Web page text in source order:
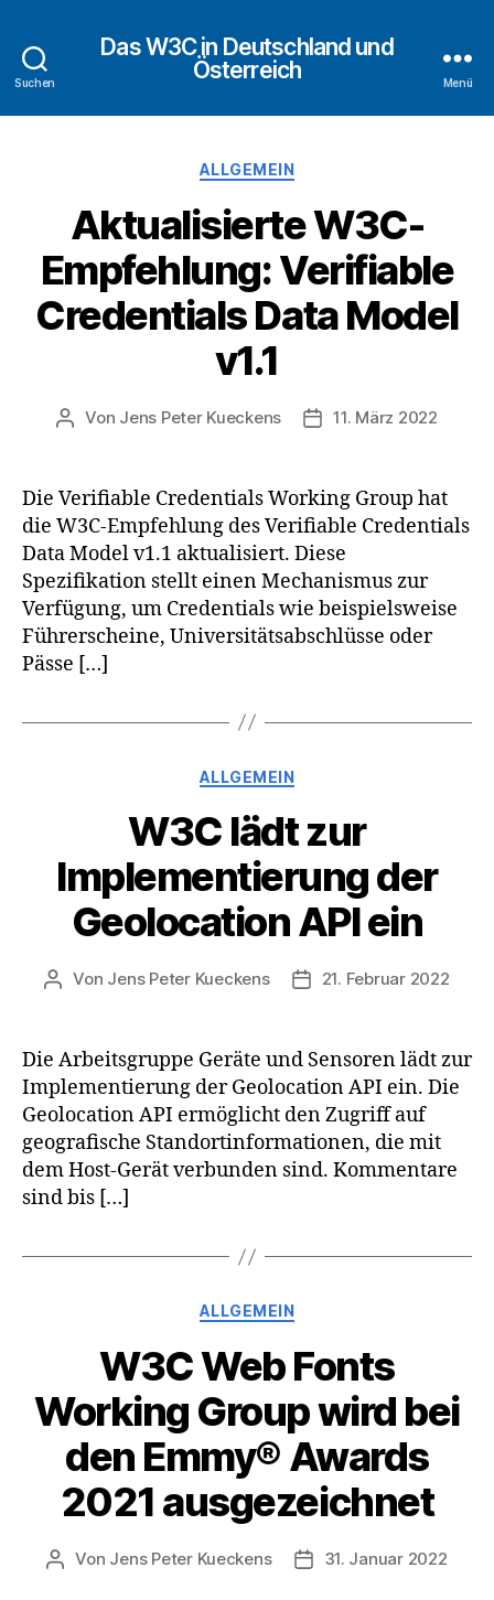
Suchen
Das W3C in Deutschland und
Österreich
Menü
Kategorien
ALLGEMEIN
Aktualisierte W3C-
Empfehlung: Verifiable
Credentials Data Model
v1.1
Beitragsautor
Von Jens Peter Kueckens 11. März 2022
Die Verifiable Credentials Working Group hat
die W3C-Empfehlung des Verifiable Credentials
Data Model v1.1 aktualisiert. Diese
Spezifikation stellt einen Mechanismus zur
Verfügung, um Credentials wie beispielsweise
Führerscheine, Universitätsabschlüsse oder
Pässe […]
Kategorien
ALLGEMEIN
W3C lädt zur
Implementierung der
Geolocation API ein
Beitragsautor
Von Jens Peter Kueckens Veröffentlichungsdatum
21. Februar 2022
Die Arbeitsgruppe Geräte und Sensoren lädt zur
Implementierung der Geolocation API ein. Die
Geolocation API ermöglicht den Zugriff auf
geografische Standortinformationen, die mit
dem Host-Gerät verbunden sind. Kommentare
sind bis […]
Kategorien
ALLGEMEIN
W3C Web Fonts
Working Group wird bei
den Emmy® Awards
2021 ausgezeichnet
Beitragsautor
Von Jens Peter Kueckens Veröffentlichungsdatum
31. Januar 2022